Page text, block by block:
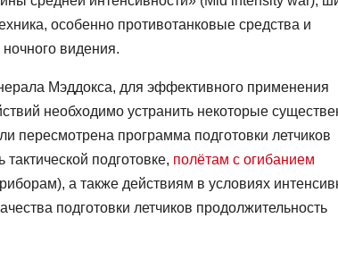
особенно противотанковые средства и
видения.
Мэддокса, для эффективного применения
необходимо устранить некоторые
пересмотрена программа подготовки летчиков
подготовке, полётам с огибанием
а также действиям в условиях
подготовки летчиков продолжительность